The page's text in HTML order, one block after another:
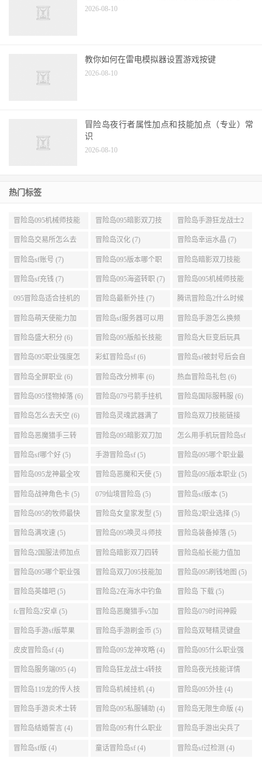
2026-08-10
教你如何在雷电模拟器设置游戏按键
2026-08-10
冒险岛夜行者属性加点和技能加点（专业）常
识
2026-08-10
热门标签
冒险岛095机械师技能
展示 (9)
冒险岛095暗影双刀技
能加点 (9)
冒险岛手游狂龙战士2
转 (9)
冒险岛交易所怎么去
(8)
冒险岛汉化 (7) 冒险岛幸运水晶 (7)
冒险岛sf账号 (7) 冒险岛095版本哪个职
业段数高些 (7)
冒险岛暗影双刀技能
加点095版本 (7)
冒险岛sf充钱 (7) 冒险岛095海盗转职 (7) 冒险岛095机械师技能
演示 (7)
095冒险岛适合挂机的
地图 (7)
冒险岛最新外挂 (7) 腾讯冒险岛2什么时候
公测 (7)
冒险岛萌天使能力加
点 (6)
冒险岛sf服务器可以用
自己电脑 (6)
冒险岛手游怎么换频
道 (6)
冒险岛盛大积分 (6) 冒险岛095版船长技能
介绍 (6)
冒险岛大巨变后玩具
城组队任务 (6)
冒险岛095职业强度怎
么选 (6)
彩虹冒险岛sf (6) 冒险岛sf被封号后会自
动关闭电脑 (6)
冒险岛全屏职业 (6) 冒险岛改分辨率 (6) 热血冒险岛礼包 (6)
冒险岛095怪物掉落 (6) 冒险岛079弓箭手挂机
升级的地方 (6)
冒险岛国际服韩服 (6)
冒险岛怎么去天空 (6) 冒险岛灵魂武器满了
(6)
冒险岛双刀技能链接
(5)
冒险岛恶魔猎手三转
技能加点顺序 (5)
冒险岛095暗影双刀加
点 (5)
怎么用手机玩冒险岛sf
(5)
冒险岛sf哪个好 (5) 手游冒险岛sf (5) 冒险岛095哪个职业最
好 (5)
冒险岛095龙神最全攻
略 (5)
冒险岛恶魔和天使 (5) 冒险岛095版本职业 (5)
冒险岛战神角色卡 (5) 079仙境冒险岛 (5) 冒险岛sf版本 (5)
冒险岛095的牧师最快
升级路线 (5)
冒险岛女皇家发型 (5) 冒险岛2职业选择 (5)
冒险岛满攻速 (5) 冒险岛095唤灵斗师技
能介绍 (5)
冒险岛装备掉落 (5)
冒险岛2国服法师加点
(5)
冒险岛暗影双刀四转
任务 (5)
冒险岛船长能力值加
点 (5)
冒险岛095哪个职业强
势 (5)
冒险岛双刀095技能加
点 (5)
冒险岛095刷钱地图 (5)
冒险岛英雄吧 (5) 冒险岛2在海水中钓鱼
(5)
冒险岛 下载 (5)
fc冒险岛2安卓 (5) 冒险岛恶魔猎手v5加
点 (5)
冒险岛079时间神殿
999任务 (5)
冒险岛手游sf版苹果
(5)
冒险岛手游刷金币 (5) 冒险岛双弩精灵键盘
设置 (5)
皮皮冒险岛sf (4) 冒险岛095龙神攻略 (4) 冒险岛095什么职业强
(4)
冒险岛服务端095 (4) 冒险岛狂龙战士4转技
能加点 (4)
冒险岛夜光技能详情
(4)
冒险岛119龙的传人技
能加点 (4)
冒险岛机械挂机 (4) 冒险岛095外挂 (4)
冒险岛手游炎术士转
职 (4)
冒险岛095私服辅助 (4) 冒险岛无限生命版 (4)
冒险岛结婚誓言 (4) 冒险岛095有什么职业
(4)
冒险岛手游出尖兵了
吗 (4)
冒险岛sf版 (4) 童话冒险岛sf (4) 冒险岛sf过检测 (4)